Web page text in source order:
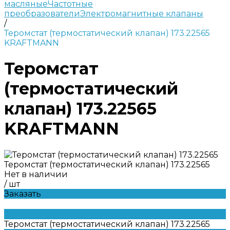
масляныеЧастотные
преобразователиЭлектромагнитные клапаны
/
Теромстат (термостатический клапан) 173.22565
KRAFTMANN
Теромстат
(термостатический
клапан) 173.22565
KRAFTMANN
Теромстат (термостатический клапан) 173.22565
Нет в наличии
/ шт
Заказать
Теромстат (термостатический клапан) 173.22565